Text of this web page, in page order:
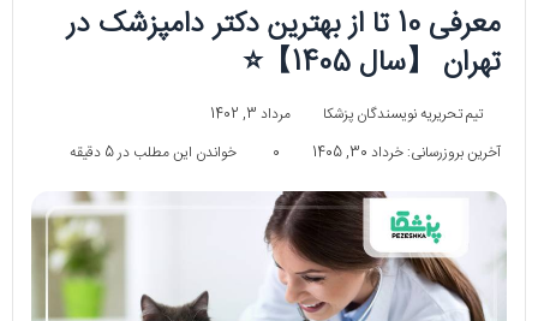
معرفی 10 تا از بهترین دکتر دامپزشک در
تهران 【سال 1405】⭐
تیم تحریریه نویسندگان پزشکا
مرداد 3, 1402
آخرین بروزرسانی: خرداد 30, 1405
0 خواندن این مطلب در 5 دقیقه